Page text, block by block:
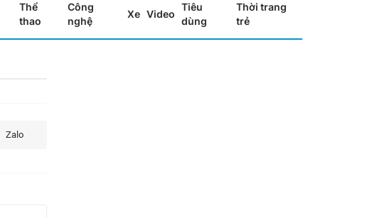
Thể
thao
Công
nghệ
Xe Video
Tiêu
dùng
Thời trang
trẻ
Zalo